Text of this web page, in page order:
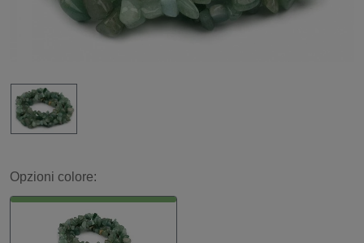
Opzioni colore: